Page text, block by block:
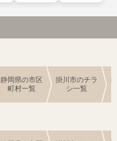
静岡県の市区
町村一覧
掛川市のチラ
シ一覧